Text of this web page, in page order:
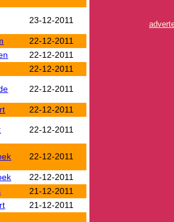
23-12-2011
22-12-2011
22-12-2011
22-12-2011
22-12-2011
22-12-2011
22-12-2011
22-12-2011
22-12-2011
21-12-2011
21-12-2011